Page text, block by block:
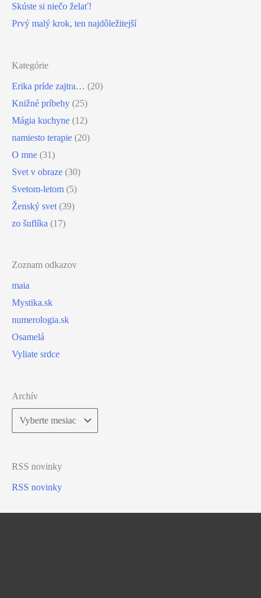
Skúste si niečo želať!
Prvý malý krok, ten najdôležitejší
Kategórie
Erika príde zajtra… (20)
Knižné príbehy (25)
Mágia kuchyne (12)
namiesto terapie (20)
O mne (31)
Svet v obraze (30)
Svetom-letom (5)
Ženský svet (39)
zo šuflíka (17)
Zoznam odkazov
maia
Mystika.sk
numerologia.sk
Osamelá
Vyliate srdce
Archív
Archív
RSS novinky
RSS novinky